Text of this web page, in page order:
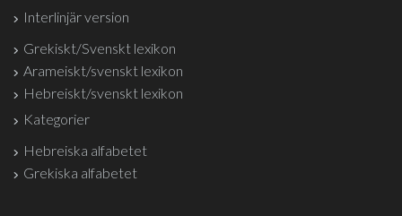
Interlinjär version
Grekiskt/Svenskt lexikon
Arameiskt/svenskt lexikon
Hebreiskt/svenskt lexikon
Kategorier
Hebreiska alfabetet
Grekiska alfabetet